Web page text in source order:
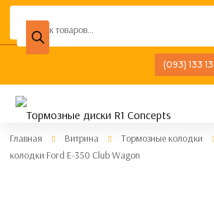
Поиск
товаров
(093) 133
Главная Витрина Тормозные колодки
колодки Ford E-350 Club Wagon